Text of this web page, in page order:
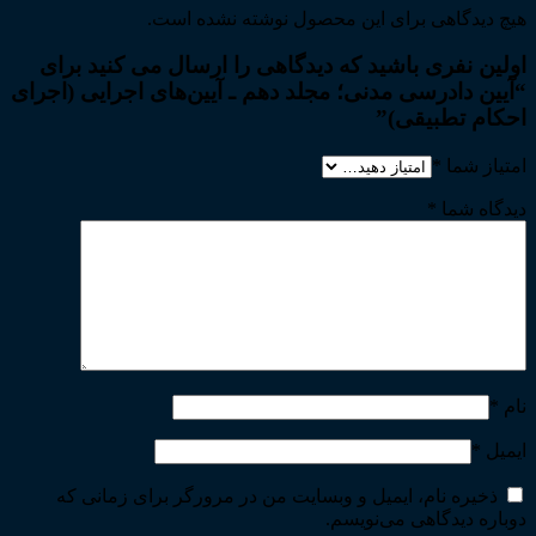
هیچ دیدگاهی برای این محصول نوشته نشده است.
اولین نفری باشید که دیدگاهی را ارسال می کنید برای
“آیین دادرسی مدنی؛ مجلد دهم ـ آیین‌های اجرایی (اجرای
احکام تطبیقی)”
امتیاز شما *
دیدگاه شما *
نام *
ایمیل *
ذخیره نام، ایمیل و وبسایت من در مرورگر برای زمانی که
دوباره دیدگاهی می‌نویسم.